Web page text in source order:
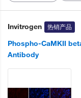
Invitrogen 热销产品
Phospho-CaMKII
Antibody